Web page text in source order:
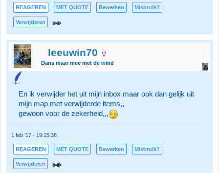
REAGEREN MET QUOTE Bewerken Misbruik?
Verwijderen
leeuwin70
Dans maar mee met de wind
En ik verwijder het uit mijn inbox maar ook dan gelijk uit
mijn map met verwijderde items,,
gewoon voor de zekerheid,,,
1 feb '17 - 19:15:36
REAGEREN MET QUOTE Bewerken Misbruik?
Verwijderen